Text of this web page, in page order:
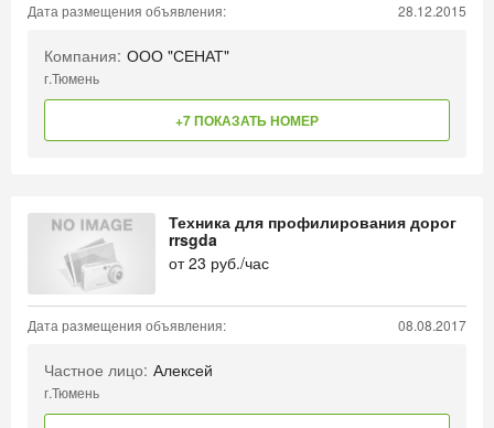
Дата размещения объявления: 28.12.2015
Компания: ООО "СЕНАТ"
г.Тюмень
+7 ПОКАЗАТЬ НОМЕР
Техника для профилирования дорог
rrsgda
от23 руб./час
Дата размещения объявления: 08.08.2017
Частное лицо: Алексей
г.Тюмень